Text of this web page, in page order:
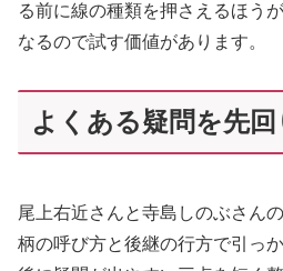
る前に線の種類を押さえるほう
なるので試す価値があります。
よくある疑問を先
尾上右近さんと寺島しのぶさん
柄の呼び方と後継の行方で引っ